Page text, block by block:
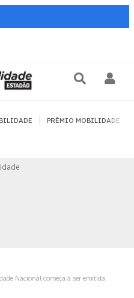
PRÊMIO MOBILIDADE
Nacional começa a ser emitida